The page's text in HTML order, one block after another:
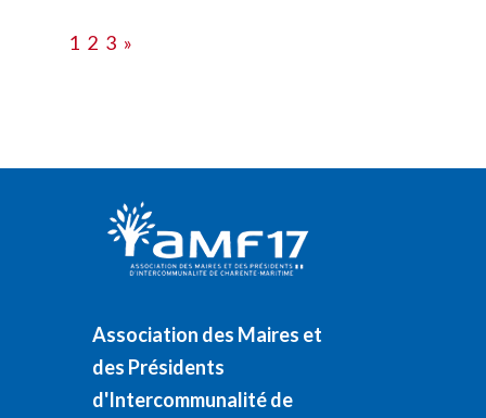
1 2 3 »
Association des Maires et
des Présidents
d'Intercommunalité de